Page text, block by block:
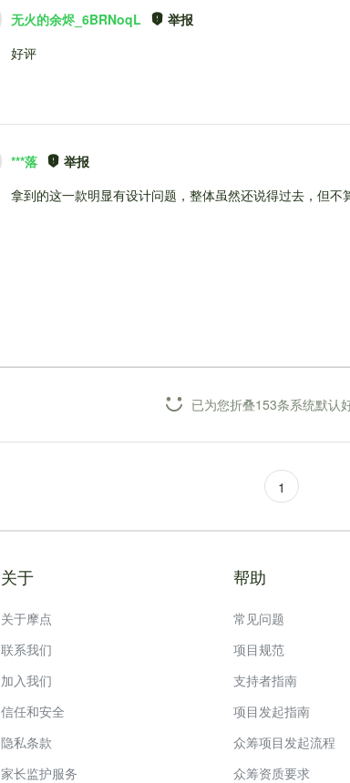
无火的余烬_6BRNoqL
举报
好评
***落
举报
拿到的这一款明显有设计问题，整体虽然还说得过去，但不
已为您折叠153条系统默认
1
关于
关于摩点
联系我们
加入我们
信任和安全
隐私条款
家长监护服务
帮助
常见问题
项目规范
支持者指南
项目发起指南
众筹项目发起流程
众筹资质要求